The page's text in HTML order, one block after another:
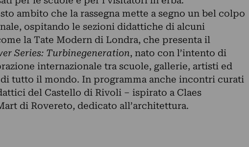
ambito che la rassegna mette a segno un bel colpo
ospitando le sezioni didattiche di alcuni
la Tate Modern di Londra, che presenta il
Series: Turbinegeneration, nato con l’intento di
internazionale tra scuole, gallerie, artisti ed
tutto il mondo. In programma anche incontri curati
del Castello di Rivoli – ispirato a Claes
di Rovereto, dedicato all’architettura.